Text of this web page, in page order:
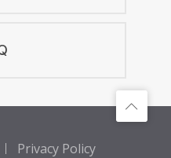
Privacy Policy